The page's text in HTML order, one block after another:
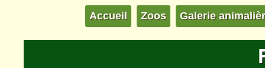
Accueil Zoos Galerie